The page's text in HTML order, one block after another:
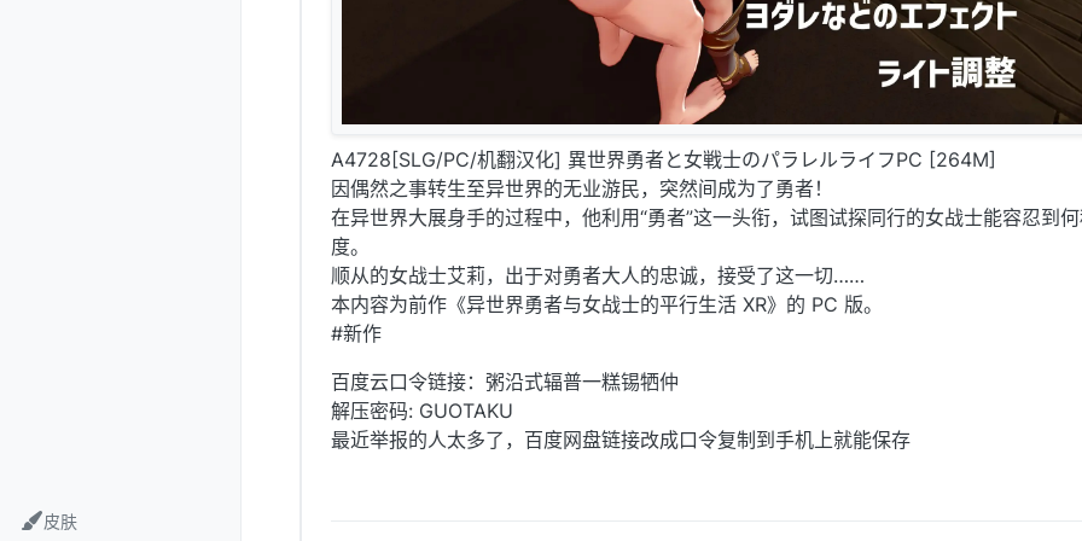
皮肤
A4728[SLG/PC/机翻汉化] 異世界勇者と女戦士のパラレルライフPC [264M]
因偶然之事转生至异世界的无业游民，突然间成为了勇者！
在异世界大展身手的过程中，他利用“勇者”这一头衔，试图试探同行的女战士能容忍到
度。
顺从的女战士艾莉，出于对勇者大人的忠诚，接受了这一切……
本内容为前作《异世界勇者与女战士的平行生活 XR》的 PC 版。
#新作
百度云口令链接：粥沿式辐普一糕锡牺仲
解压密码: GUOTAKU
最近举报的人太多了，百度网盘链接改成口令复制到手机上就能保存